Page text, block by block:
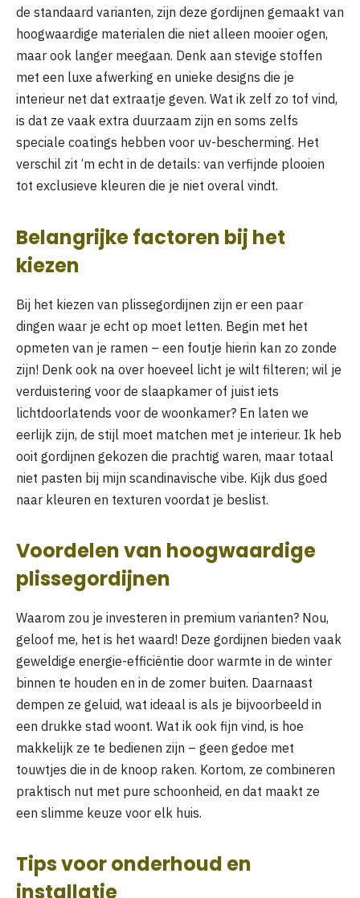
de standaard varianten, zijn deze gordijnen gemaakt van
hoogwaardige materialen die niet alleen mooier ogen,
maar ook langer meegaan. Denk aan stevige stoffen
met een luxe afwerking en unieke designs die je
interieur net dat extraatje geven. Wat ik zelf zo tof vind,
is dat ze vaak extra duurzaam zijn en soms zelfs
speciale coatings hebben voor uv-bescherming. Het
verschil zit ‘m echt in de details: van verfijnde plooien
tot exclusieve kleuren die je niet overal vindt.
Belangrijke factoren bij het
kiezen
Bij het kiezen van plissegordijnen zijn er een paar
dingen waar je echt op moet letten. Begin met het
opmeten van je ramen – een foutje hierin kan zo zonde
zijn! Denk ook na over hoeveel licht je wilt filteren; wil je
verduistering voor de slaapkamer of juist iets
lichtdoorlatends voor de woonkamer? En laten we
eerlijk zijn, de stijl moet matchen met je interieur. Ik heb
ooit gordijnen gekozen die prachtig waren, maar totaal
niet pasten bij mijn scandinavische vibe. Kijk dus goed
naar kleuren en texturen voordat je beslist.
Voordelen van hoogwaardige
plissegordijnen
Waarom zou je investeren in premium varianten? Nou,
geloof me, het is het waard! Deze gordijnen bieden vaak
geweldige energie-efficiëntie door warmte in de winter
binnen te houden en in de zomer buiten. Daarnaast
dempen ze geluid, wat ideaal is als je bijvoorbeeld in
een drukke stad woont. Wat ik ook fijn vind, is hoe
makkelijk ze te bedienen zijn – geen gedoe met
touwtjes die in de knoop raken. Kortom, ze combineren
praktisch nut met pure schoonheid, en dat maakt ze
een slimme keuze voor elk huis.
Tips voor onderhoud en
installatie